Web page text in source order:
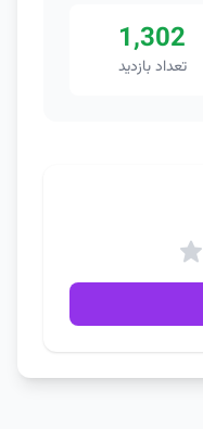
1,302
تعداد بازدید